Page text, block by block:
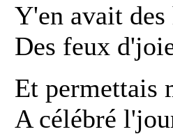
Y'en avait
Des feux
Et permettais
A célébré